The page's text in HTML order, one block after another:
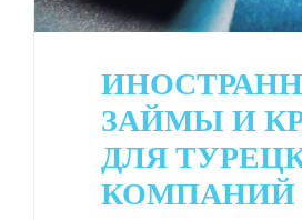
ЗАЙМЫ И
ДЛЯ
КОМПАНИЙ